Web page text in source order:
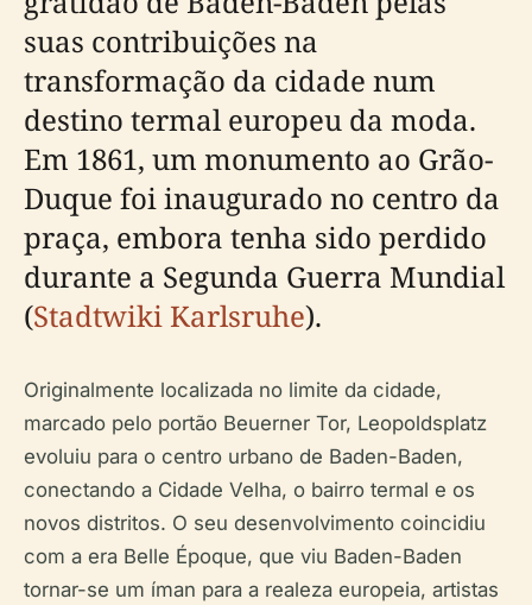
suas contribuições na
transformação da cidade num
destino termal europeu da moda.
Em 1861, um monumento ao Grão-
Duque foi inaugurado no centro da
praça, embora tenha sido perdido
durante a Segunda Guerra Mundial
(Stadtwiki Karlsruhe).
Originalmente localizada no limite da cidade,
marcado pelo portão Beuerner Tor, Leopoldsplatz
evoluiu para o centro urbano de Baden-Baden,
conectando a Cidade Velha, o bairro termal e os
novos distritos. O seu desenvolvimento coincidiu
com a era Belle Époque, que viu Baden-Baden
tornar-se um íman para a realeza europeia, artistas